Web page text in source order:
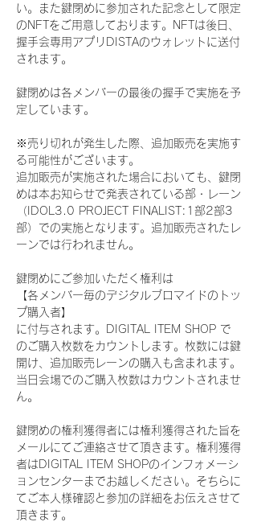
い。また鍵閉めに参加された記念として限定
のNFTをご用意しております。NFTは後日、
握手会専用アプリDISTAのウォレットに送付
されます。
鍵閉めは各メンバーの最後の握手で実施を予
定しています。
※売り切れが発生した際、追加販売を実施す
る可能性がございます。
追加販売が実施された場合においても、鍵閉
めは本お知らせで発表されている部・レーン
（IDOL3.0 PROJECT FINALIST:1部2部3
部）での実施となります。追加販売されたレ
ーンでは行われません。
鍵閉めにご参加いただく権利は
【各メンバー毎のデジタルブロマイドのトッ
プ購入者】
に付与されます。DIGITAL ITEM SHOP で
のご購入枚数をカウントします。枚数には鍵
開け、追加販売レーンの購入も含まれます。
当日会場でのご購入枚数はカウントされませ
ん。
鍵閉めの権利獲得者には権利獲得された旨を
メールにてご連絡させて頂きます。権利獲得
者はDIGITAL ITEM SHOPのインフォメーシ
ョンセンターまでお越しください。そちらに
てご本人様確認と参加の詳細をお伝えさせて
頂きます。